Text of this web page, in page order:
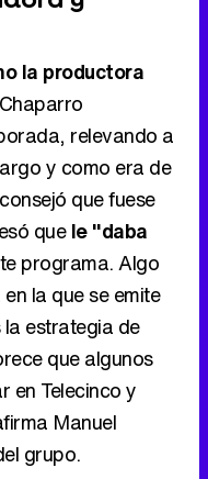
la productora
relevando a
y como era de
que fuese
quele "daba
programa. Algo
la que se emite
estrategia de
que algunos
en Telecinco y
Manuel
grupo.